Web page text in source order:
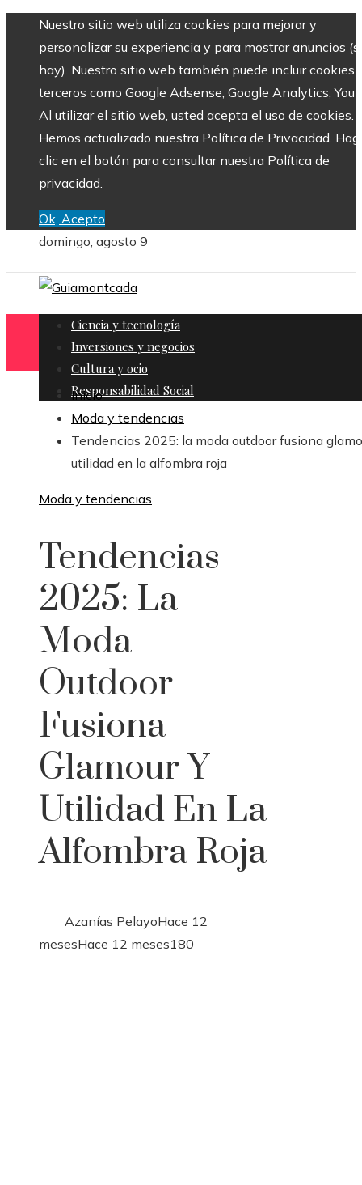
Nuestro sitio web utiliza cookies para mejorar y
personalizar su experiencia y para mostrar anuncios
hay). Nuestro sitio web también puede incluir cookies
terceros como Google Adsense, Google Analytics,
Al utilizar el sitio web, usted acepta el uso de cookies.
Hemos actualizado nuestra Política de Privacidad.
clic en el botón para consultar nuestra Política de
privacidad.
Ok, Acepto
domingo, agosto 9
Ciencia y tecnología
Inversiones y negocios
Cultura y ocio
Responsabilidad Social
Inicio
Moda y tendencias
Tendencias 2025: la moda outdoor fusiona
utilidad en la alfombra roja
Moda y tendencias
Tendencias
2025: La
Moda
Outdoor
Fusiona
Glamour Y
Utilidad En La
Alfombra Roja
Azanías PelayoHace 12
mesesHace 12 meses180